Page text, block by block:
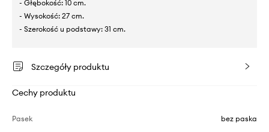
- Głębokość: 10 cm.
- Wysokość: 27 cm.
- Szerokość u podstawy: 31 cm.
Szczegóły produktu
Cechy produktu
Pasek bez paska